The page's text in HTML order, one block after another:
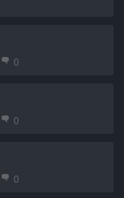
0
0
0